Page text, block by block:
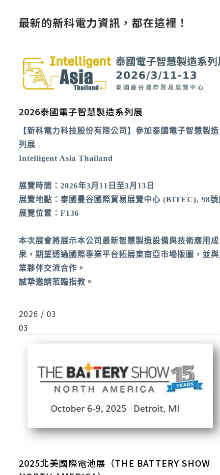
最新的新科電力資訊，都在這裡！
2026泰國電子智慧製造系列展
【新科電力科技股份有限公司】參加泰國電子智慧製
列展
Intelligent Asia Thailand
展覽時間：2026年3月11日至3月13日
展覽地點： 泰國曼谷國際貿易展覽中心 (BITEC), 98號
展覽位置：F136
本次展會將展示本公司最新智慧製造設備與技術應用成
果，期望透過國際專業平台拓展東南亞市場版圖，並
業夥伴交流合作。
誠摯邀請蒞臨指教。
2026 / 03
03
2025北美國際電池展（THE BATTERY SHOW